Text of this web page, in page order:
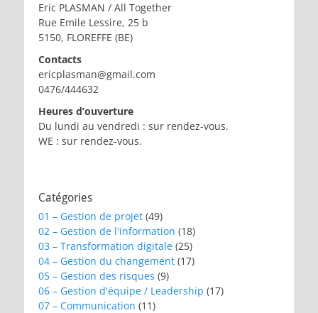
Eric PLASMAN / All Together
Rue Emile Lessire, 25 b
5150, FLOREFFE (BE)
Contacts
ericplasman@gmail.com
0476/444632
Heures d’ouverture
Du lundi au vendredi : sur rendez-vous.
WE : sur rendez-vous.
Catégories
01 – Gestion de projet (49)
02 – Gestion de l'information (18)
03 – Transformation digitale (25)
04 – Gestion du changement (17)
05 – Gestion des risques (9)
06 – Gestion d'équipe / Leadership (17)
07 – Communication (11)